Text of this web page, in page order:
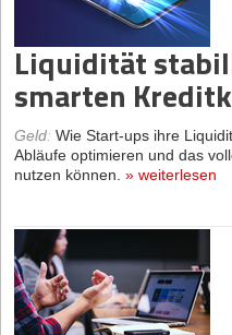
Liquidität
smarten
Geld: Wie Start-ups ihre
Abläufe optimieren und das
nutzen können. » weiterlesen